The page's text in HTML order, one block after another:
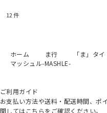
12件
ホーム ま行
「ま」タ
マッシュル-MASHLE-
ご利用ガイド
お支払い方法や送料・配送時間、ポ
関してはこちらをご確認ください。